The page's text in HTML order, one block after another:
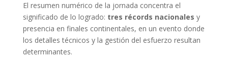
El resumen numérico de la jornada concentra el
significado de lo logrado: tres récords nacionales y
presencia en finales continentales, en un evento donde
los detalles técnicos y la gestión del esfuerzo resultan
determinantes.